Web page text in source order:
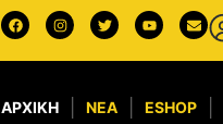
ΑΡΧΙΚΉ ΝΈΑ ESHOP